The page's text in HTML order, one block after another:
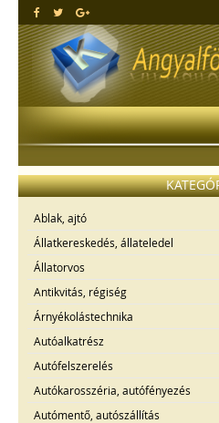
Ablak, ajtó
Állatkereskedés, állateledel
Állatorvos
Antikvitás, régiség
Árnyékolástechnika
Autóalkatrész
Autófelszerelés
Autókarosszéria, autófényezés
Autómentő, autószállítás